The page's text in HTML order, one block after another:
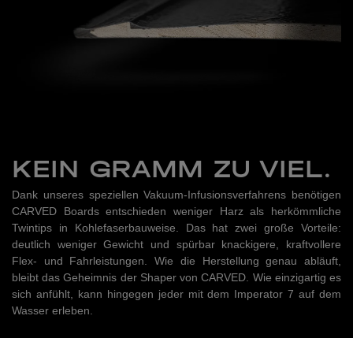
KEIN GRAMM ZU VIEL.
Dank unseres speziellen Vakuum-Infusionsverfahrens benötigen
CARVED Boards entschieden weniger Harz als herkömmliche
Twintips in Kohlefaserbauweise. Das hat zwei große Vorteile:
deutlich weniger Gewicht und spürbar knackigere, kraftvollere
Flex- und Fahrleistungen. Wie die Herstellung genau abläuft,
bleibt das Geheimnis der Shaper von CARVED. Wie einzigartig es
sich anfühlt, kann hingegen jeder mit dem Imperator 7 auf dem
Wasser erleben.